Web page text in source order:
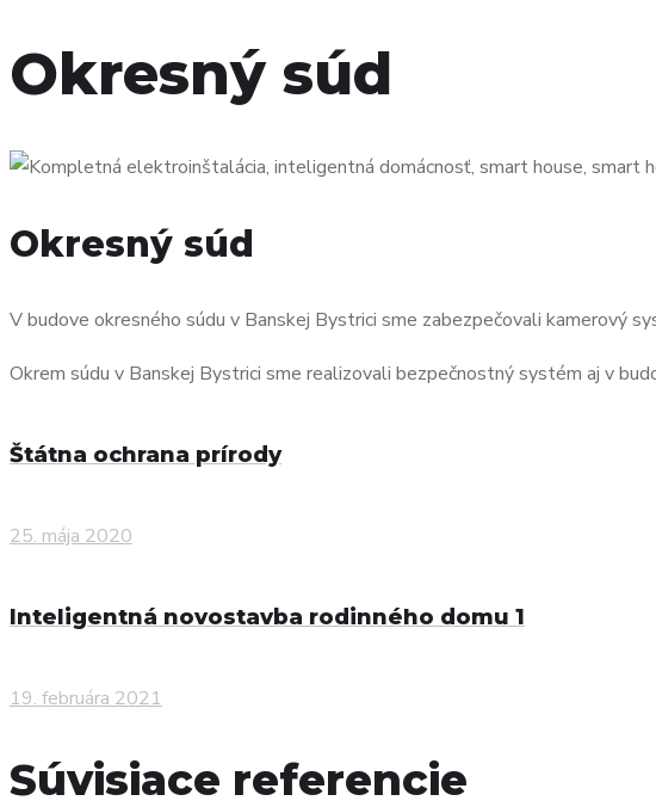
Okresný súd
Okresný súd
V budove okresného súdu v Banskej Bystrici sme zabezpečovali kamerový
Okrem súdu v Banskej Bystrici sme realizovali bezpečnostný systém aj v
Štátna ochrana prírody
25. mája 2020
Inteligentná novostavba rodinného domu 1
19. februára 2021
Súvisiace referencie